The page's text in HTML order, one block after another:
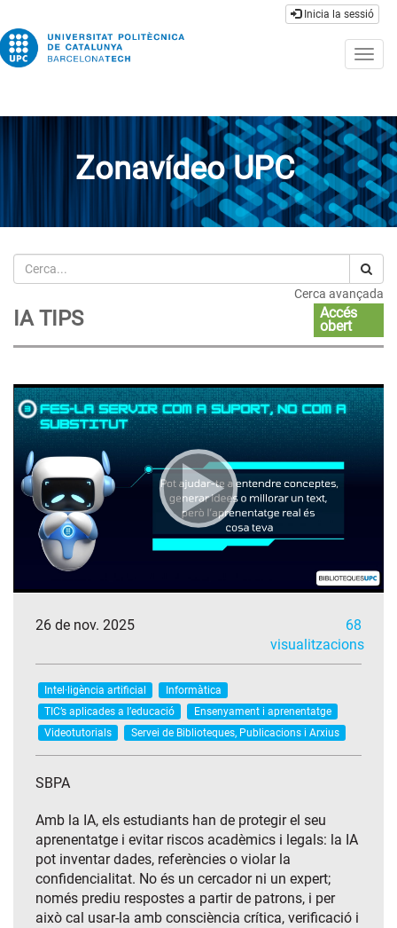
Inicia la sessió
Zonavídeo UPC
Cerca
Cerca avançada
IA TIPS
Accés
obert
26 de nov. 2025
68
visualitzacions
Intel·ligència artificial
Informàtica
TIC’s aplicades a l’educació
Ensenyament i aprenentatge
Videotutorials
Servei de Biblioteques, Publicacions i Arxius
SBPA
Amb la IA, els estudiants han de protegir el seu
aprenentatge i evitar riscos acadèmics i legals: la IA
pot inventar dades, referències o violar la
confidencialitat. No és un cercador ni un expert;
només prediu respostes a partir de patrons, i per
això cal usar-la amb consciència crítica, verificació i